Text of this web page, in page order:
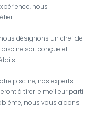
nous
désignons un chef de
soit conçue et
piscine, nos experts
à tirer le meilleur parti
nous vous aidons